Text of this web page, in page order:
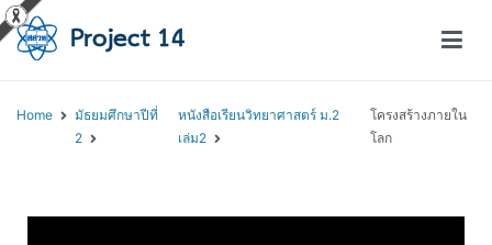
Home
มัธยมศึกษาปีที่
2
หนังสือเรียนวิทยาศาสตร์ ม.2
เล่ม2
โครงสร้างภายใน
โลก